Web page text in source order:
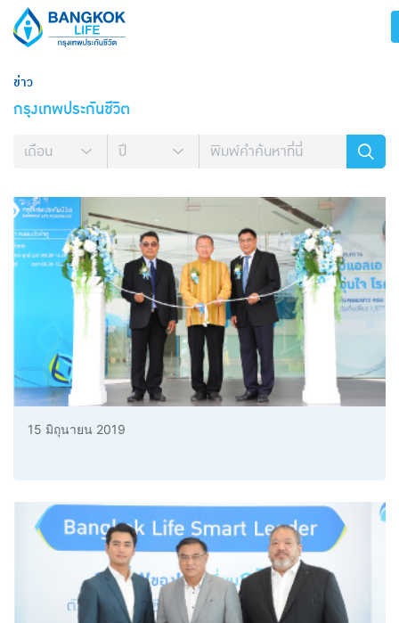
ข่าว
กรุงเทพประกันชีวิต
15 มิถุนายน 2019